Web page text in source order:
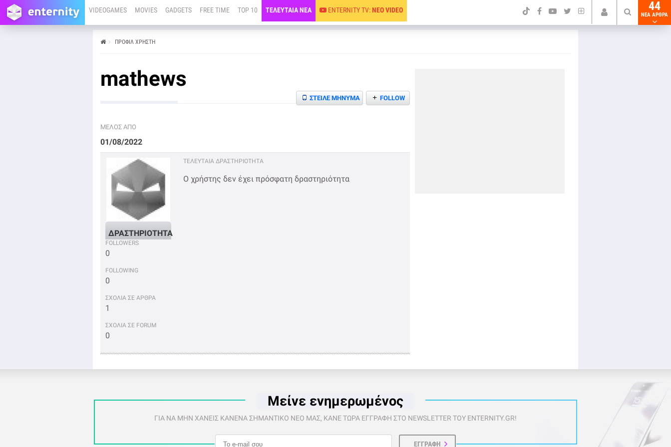
VIDEOGAMES MOVIES GADGETS FREE TIME TOP 10 ΤΕΛΕΥΤΑΙΑ ΝΕΑ ENTERNITY TV:ΝΕΟ VIDEO 44
NEA ΑΡΘΡΑ
ΠΡΟΦΊΛ ΧΡΉΣΤΗ
mathews
+ FOLLOW
ΣΤΕΙΛΕ ΜΗΝΥΜΑ
ΜΕΛΟΣ ΑΠΟ
01/08/2022
ΔΡΑΣΤΗΡΙΟΤΗΤΑ
FOLLOWERS
0
FOLLOWING
0
ΣΧΟΛΙΑ ΣΕ ΑΡΘΡΑ
1
ΣΧΟΛΙΑ ΣΕ FORUM
0
ΤΕΛΕΥΤΑΙΑ ΔΡΑΣΤΗΡΙΟΤΗΤΑ
Ο χρήστης δεν έχει πρόσφατη δραστηριότητα
Μείνε ενημερωμένος
ΓΙΑ ΝΑ ΜΗΝ ΧΑΝΕΙΣ ΚΑΝΕΝΑ ΣΗΜΑΝΤΙΚΟ ΝΕΟ ΜΑΣ, ΚΑΝΕ ΤΩΡΑ ΕΓΓΡΑΦΗ ΣΤΟ NEWSLETTER ΤΟΥ ENTERNITY.GR!